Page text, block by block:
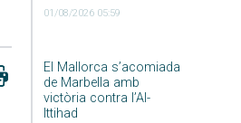
01/08/2026 05:59
El Mallorca s’acomiada
de Marbella amb
victòria contra l’Al-
Ittihad